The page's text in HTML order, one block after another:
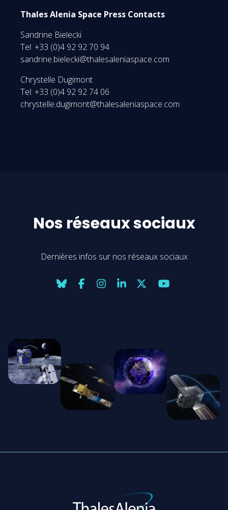
Thales Alenia Space Press Contacts
Sandrine Bielecki
Tel: +33 (0)4 92 92 70 94
sandrine.bielecki@thalesaleniaspace.com
Chrystelle Dugimont
Tel: +33 (0)4 92 92 74 06
chrystelle.dugimont@thalesaleniaspace.com
Nos réseaux sociaux
Dernières infos sur nos réseaux sociaux